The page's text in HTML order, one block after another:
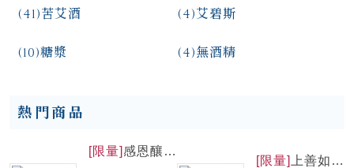
苦艾酒
(41) 艾碧斯
(4)
糖漿
(10) 無酒精
(4)
熱門商品
[限量] 感恩釀
[限量]
上善如水